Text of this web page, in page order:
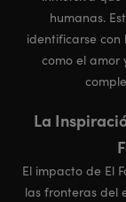
humanas.
identificarse con
como el amor
La
El impacto de El
las fronteras del